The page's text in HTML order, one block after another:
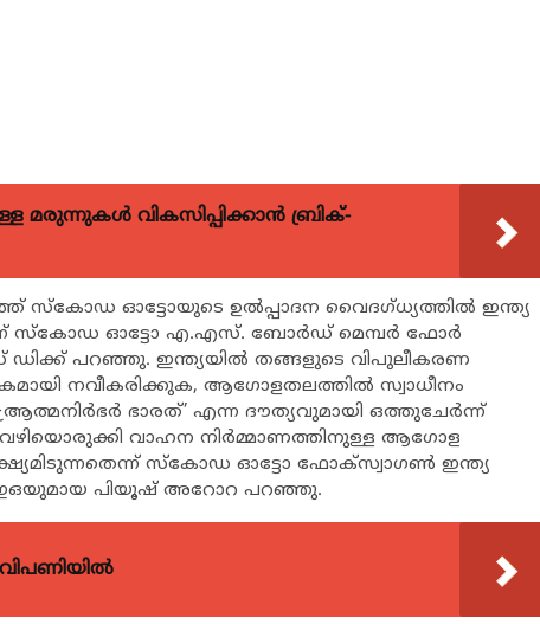
വികസിപ്പിക്കാന്‍ ബ്രിക്-
സ്കോഡ ഓട്ടോയുടെ ഉല്‍പ്പാദന വൈദഗ്ധ്യത്തില്‍ ഇന്ത്യ
സ്കോഡ ഓട്ടോ എ.എസ്. ബോര്‍ഡ് മെമ്പര്‍ ഫോര്‍
പറഞ്ഞു. ഇന്ത്യയില്‍ തങ്ങളുടെ വിപുലീകരണ
നവീകരിക്കുക, ആഗോളതലത്തില്‍ സ്വാധീനം
വാഹന നിര്‍മ്മാണത്തിനുള്ള ആഗോള
സ്കോഡ ഓട്ടോ ഫോക്സ്വാഗണ്‍ ഇന്ത്യ
സിഇഒയുമായ പിയൂഷ് അറോറ പറഞ്ഞു.